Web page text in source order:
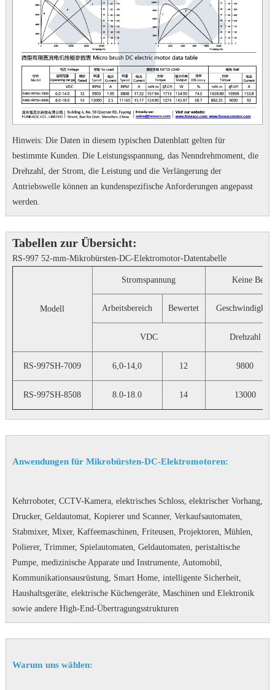
Hinweis: Die Daten in diesem typischen Datenblatt gelten für
bestimmte Kunden. Die Leistungsspannung, das Nenndrehmoment, die
Drehzahl, der Strom, die Leistung und die Verlängerung der
Antriebswelle können an kundenspezifische Anforderungen angepasst
werden.
Tabellen zur Übersicht:
RS-997 52-mm-Mikrobürsten-DC-Elektromotor-Datentabelle
Modell
Stromspannung Keine
Arbeitsbereich Bewertet Geschwindigkeit
VDC Drehzahl
RS-997SH-7009 6,0-14,0 12 9800
RS-997SH-8508 8.0-18.0 14 13000
Anwendungen für Mikrobürsten-DC-Elektromotoren:
Kehrroboter, CCTV-Kamera, elektrisches Schloss, elektrischer Vorhang,
Drucker, Geldautomat, Kopierer und Scanner, Verkaufsautomaten,
Stabmixer, Mixer, Kaffeemaschinen, Friteusen, Projektoren, Mühlen,
Polierer, Trimmer, Spielautomaten, Geldautomaten, peristaltische
Pumpe, medizinische Apparate und Instrumente, Automobil,
Kommunikationsausrüstung, Smart Home, intelligente Sicherheit,
Haushaltsgeräte, elektrische Küchengeräte, Maschinen und Elektronik
sowie andere High-End-Übertragungsstrukturen
Warum uns wählen: